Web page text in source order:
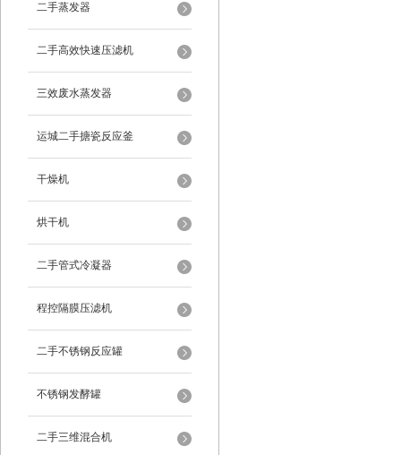
二手蒸发器
二手高效快速压滤机
三效废水蒸发器
运城二手搪瓷反应釜
干燥机
烘干机
二手管式冷凝器
程控隔膜压滤机
二手不锈钢反应罐
不锈钢发酵罐
二手三维混合机